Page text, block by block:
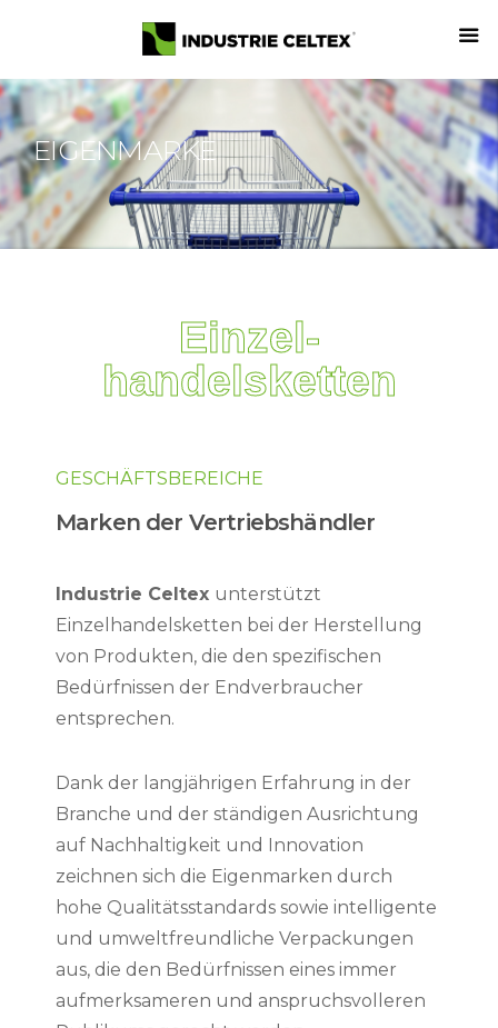
EIGENMARKE
Einzel-
handelsketten
GESCHÄFTSBEREICHE
Marken der Vertriebshändler
Industrie Celtex unterstützt
Einzelhandelsketten bei der Herstellung
von Produkten, die den spezifischen
Bedürfnissen der Endverbraucher
entsprechen.
Dank der langjährigen Erfahrung in der
Branche und der ständigen Ausrichtung
auf Nachhaltigkeit und Innovation
zeichnen sich die Eigenmarken durch
hohe Qualitätsstandards sowie intelligente
und umweltfreundliche Verpackungen
aus, die den Bedürfnissen eines immer
aufmerksameren und anspruchsvolleren